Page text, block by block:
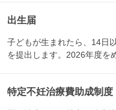
出生届
子どもが生まれたら、14日
を提出します。2026年度を
特定不妊治療費助成制度